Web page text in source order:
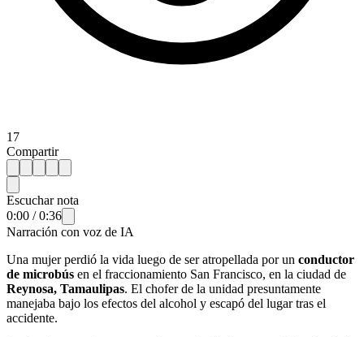
17
Compartir
Escuchar nota
0:00 /0:36
Narración con voz de IA
Una mujer perdió la vida luego de ser atropellada por un conductor
de microbús en el fraccionamiento San Francisco, en la ciudad de
Reynosa, Tamaulipas. El chofer de la unidad presuntamente
manejaba bajo los efectos del alcohol y escapó del lugar tras el
accidente.